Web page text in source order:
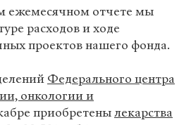
ежемесячном отчете мы
расходов и ходе
проектов нашего фонда.
Федерального центра
онкологии и
приобретенылекарства